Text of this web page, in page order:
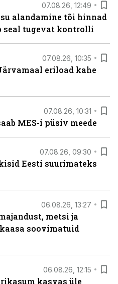
07.08.26, 12:49
alandamine tõi hinnad
seal tugevat kontrolli
07.08.26, 10:35
eriload kahe
07.08.26, 10:31
MES-i püsiv meede
07.08.26, 09:30
Eesti suurimateks
06.08.26, 13:27
metsi ja
soovimatuid
06.08.26, 12:15
kasvas üle